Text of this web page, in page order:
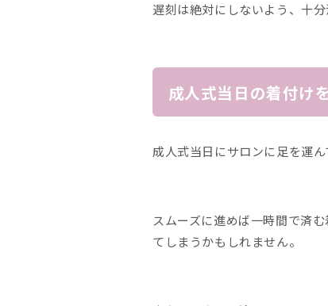
遅刻は絶対にしないよう、十分
成人式当日の着付け
成人式当日にサロンに足を運
スムーズに進めば一時間で済
てしまうかもしれません。